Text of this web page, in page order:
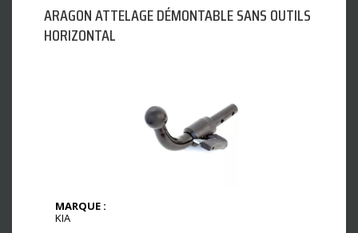
ARAGON ATTELAGE DÉMONTABLE SANS OUTILS
HORIZONTAL
MARQUE :
KIA